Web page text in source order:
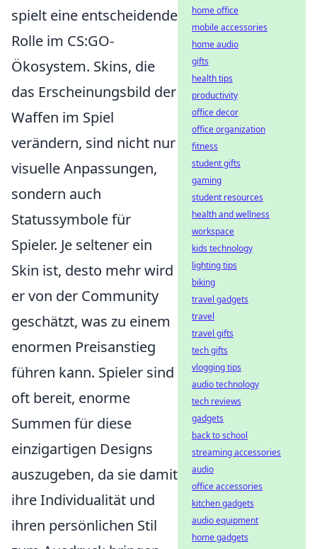
spielt eine entscheidende
Rolle im CS:GO-
Ökosystem. Skins, die
das Erscheinungsbild der
Waffen im Spiel
verändern, sind nicht nur
visuelle Anpassungen,
sondern auch
Statussymbole für
Spieler. Je seltener ein
Skin ist, desto mehr wird
er von der Community
geschätzt, was zu einem
enormen Preisanstieg
führen kann. Spieler sind
oft bereit, enorme
Summen für diese
einzigartigen Designs
auszugeben, da sie damit
ihre Individualität und
ihren persönlichen Stil
home office
mobile accessories
home audio
gifts
health tips
productivity
office decor
office organization
fitness
student gifts
gaming
student resources
health and wellness
workspace
kids technology
lighting tips
biking
travel gadgets
travel
travel gifts
tech gifts
vlogging tips
audio technology
tech reviews
gadgets
back to school
streaming accessories
audio
office accessories
kitchen gadgets
audio equipment
home gadgets